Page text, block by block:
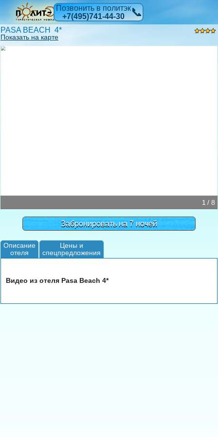
Позвонить в политэк
+7(495)741-44-30
📞
PASA BEACH 4*
Показать на карте
1 / 8
Забронировать на 7 ночей
Описание
отеля
Цены и
спецпредложения
Видео из отеля Pasa Beach 4*